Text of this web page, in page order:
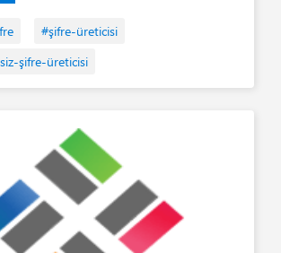
#şifre-üreticisi
şifre-üreticisi